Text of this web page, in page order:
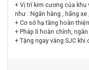
+ Vị trí kim cương của khu
như : Ngân hàng , hãng xe
+ Cơ sở hạ tầng hoàn
+ Pháp lí hoàn chỉnh,
+ Tặng ngay vàng SJC khi